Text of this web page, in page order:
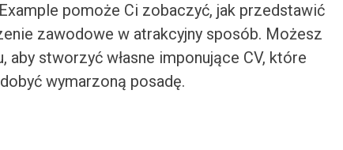
pomoże Ci zobaczyć, jak przedstawić
zawodowe w atrakcyjny sposób. Możesz
aby stworzyć własne imponujące CV, które
wymarzoną posadę.